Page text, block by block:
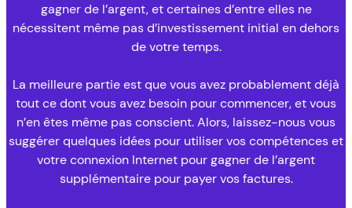
gagner de l’argent, et certaines d’entre elles ne
nécessitent même pas d’investissement initial en dehors
de votre temps.
La meilleure partie est que vous avez probablement déjà
tout ce dont vous avez besoin pour commencer, et vous
n’en êtes même pas conscient. Alors, laissez-nous vous
suggérer quelques idées pour utiliser vos compétences et
votre connexion Internet pour gagner de l’argent
supplémentaire pour payer vos factures.